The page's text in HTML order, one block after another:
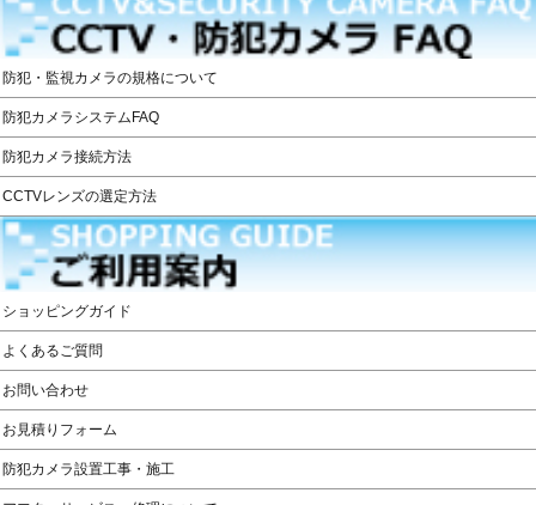
防犯・監視カメラの規格について
防犯カメラシステムFAQ
防犯カメラ接続方法
CCTVレンズの選定方法
ショッピングガイド
よくあるご質問
お問い合わせ
お見積りフォーム
防犯カメラ設置工事・施工